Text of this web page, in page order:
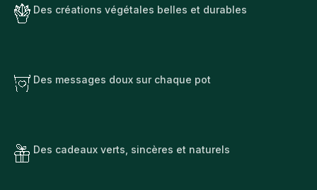
Des créations végétales belles et durables
Des messages doux sur chaque pot
Des cadeaux verts, sincères et naturels